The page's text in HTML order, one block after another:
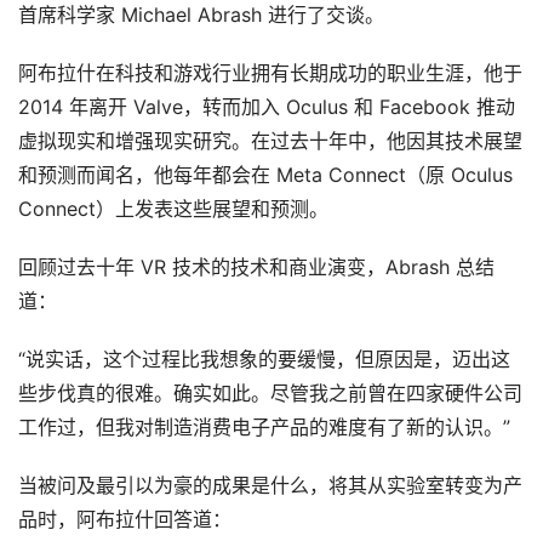
首
行
业
态
首席科学家 Michael Abrash 进行了交谈。
阿布拉什在科技和游戏行业拥有长期成功的职业生涯，他于
2014 年离开 Valve，转而加入 Oculus 和 Facebook 推动
虚拟现实和增强现实研究。在过去十年中，他因其技术展望
和预测而闻名，他每年都会在 Meta Connect（原 Oculus
Connect）上发表这些展望和预测。
回顾过去十年 VR 技术的技术和商业演变，Abrash 总结
道：
“说实话，这个过程比我想象的要缓慢，但原因是，迈出这
些步伐真的很难。确实如此。尽管我之前曾在四家硬件公司
工作过，但我对制造消费电子产品的难度有了新的认识。”
当被问及最引以为豪的成果是什么，将其从实验室转变为产
品时，阿布拉什回答道：